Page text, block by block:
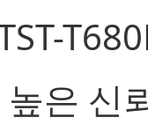
은 신